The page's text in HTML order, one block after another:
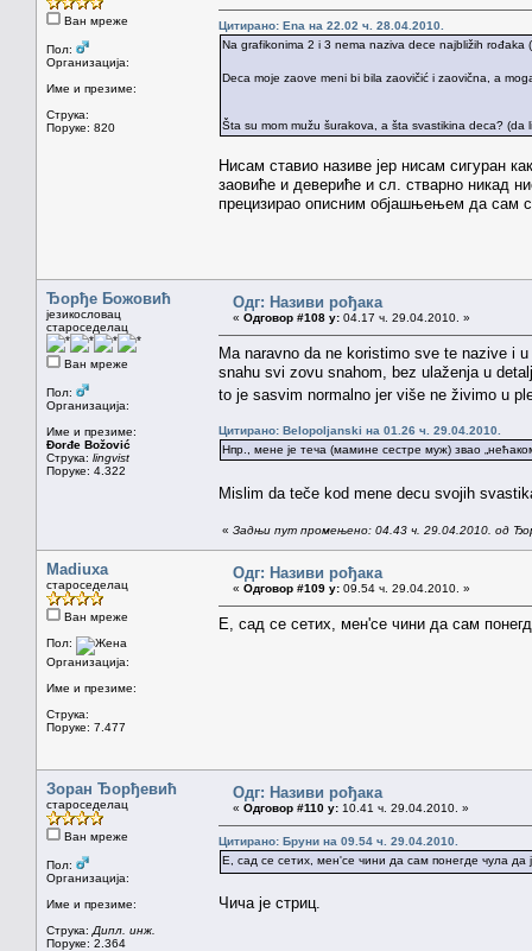
Ван мреже
Пол:
Организација:
Име и презиме:
Струка:
Поруке: 820
Цитирано: Ena на 22.02 ч. 28.04.2010.
Na grafikonima 2 i 3 nema naziva dece najbližih
Deca moje zaove meni bi bila zaovičić i zaovična, a
Šta su mom mužu šurakova, a šta svastikina deca? (da
Нисам ставио називе јер нисам сигуран
заовиће и девериће и сл. стварно никад
прецизирао описним објашњењем да сам
Ђорђе Божовић
језикословац
староседелац
Ван мреже
Пол:
Организација:
Име и презиме:
Đorđe Božović
Струка: lingvist
Поруке: 4.322
Одг: Називи рођака
« Одговор #108 у: 04.17 ч. 29.04.2010. »
Ma naravno da ne koristimo sve te nazive i
snahu svi zovu snahom, bez ulaženja u
to je sasvim normalno jer više ne živimo u
Цитирано: Belopoljanski на 01.26 ч. 29.04.2010.
Нпр., мене је теча (мамине сестре муж) звао
Mislim da teče kod mene decu svojih
« Задњи пут промењено: 04.43 ч. 29.04.2010. од
Madiuxa
староседелац
Ван мреже
Пол:
Организација:
Име и презиме:
Струка:
Поруке: 7.477
Одг: Називи рођака
« Одговор #109 у: 09.54 ч. 29.04.2010. »
Е, сад се сетих, мен'се чини да сам
Зоран Ђорђевић
староседелац
Ван мреже
Пол:
Организација:
Име и презиме:
Струка: Дипл. инж.
Поруке: 2.364
Одг: Називи рођака
« Одговор #110 у: 10.41 ч. 29.04.2010. »
Цитирано: Бруни на 09.54 ч. 29.04.2010.
Е, сад се сетих, мен'се чини да сам понегде чула да
Чича је стриц.